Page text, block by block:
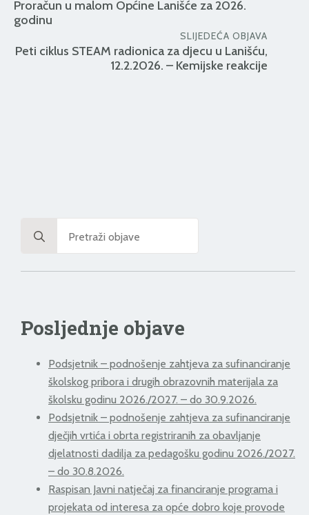
Proračun u malom Općine Lanišće za 2026.
godinu
SLIJEDEĆA OBJAVA
Peti ciklus STEAM radionica za djecu u Lanišću,
12.2.2026. – Kemijske reakcije
for:
Posljednje objave
Podsjetnik – podnošenje zahtjeva za sufinanciranje
školskog pribora i drugih obrazovnih materijala za
školsku godinu 2026./2027. – do 30.9.2026.
Podsjetnik – podnošenje zahtjeva za sufinanciranje
dječjih vrtića i obrta registriranih za obavljanje
djelatnosti dadilja za pedagošku godinu 2026./2027.
– do 30.8.2026.
Raspisan Javni natječaj za financiranje programa i
projekata od interesa za opće dobro koje provode